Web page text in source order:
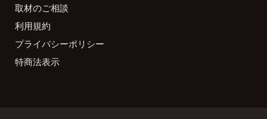
取材のご相談
利用規約
プライバシーポリシー
特商法表示